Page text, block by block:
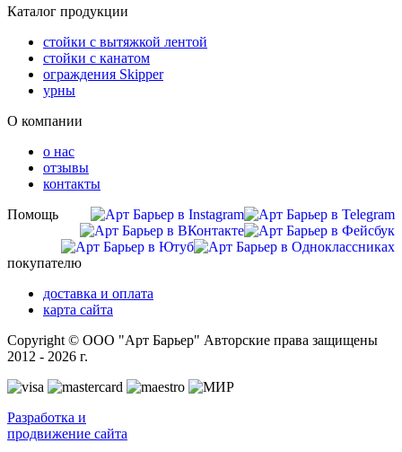
Каталог продукции
стойки с вытяжкой лентой
стойки с канатом
ограждения Skipper
урны
О компании
о нас
отзывы
контакты
Помощь
покупателю
доставка и оплата
карта сайта
Copyright © ООО "Арт Барьер" Авторские права защищены
2012 - 2026 г.
Разработка и
продвижение сайта